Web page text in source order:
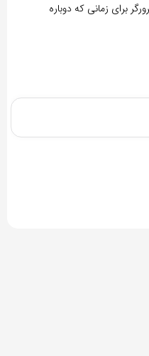
برای زمانی که دوباره